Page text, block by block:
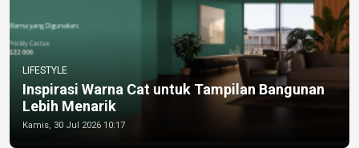
LIFESTYLE
Inspirasi Warna Cat untuk Tampilan Bangunan
Lebih Menarik
Kamis, 30 Jul 2026 10:17